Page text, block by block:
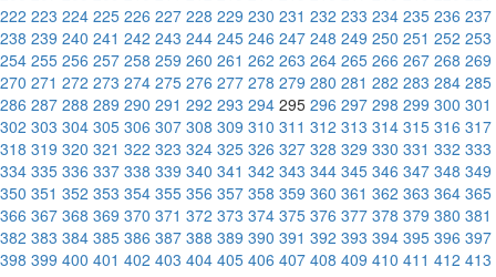
222 223 224 225 226 227 228 229 230 231 232 233 234 235 236 237
238 239 240 241 242 243 244 245 246 247 248 249 250 251 252 253
254 255 256 257 258 259 260 261 262 263 264 265 266 267 268 269
270 271 272 273 274 275 276 277 278 279 280 281 282 283 284 285
286 287 288 289 290 291 292 293 294 295 296 297 298 299 300 301
302 303 304 305 306 307 308 309 310 311 312 313 314 315 316 317
318 319 320 321 322 323 324 325 326 327 328 329 330 331 332 333
334 335 336 337 338 339 340 341 342 343 344 345 346 347 348 349
350 351 352 353 354 355 356 357 358 359 360 361 362 363 364 365
366 367 368 369 370 371 372 373 374 375 376 377 378 379 380 381
382 383 384 385 386 387 388 389 390 391 392 393 394 395 396 397
398 399 400 401 402 403 404 405 406 407 408 409 410 411 412 413